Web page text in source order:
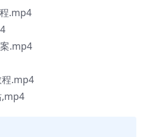
.mp4
.mp4
程.mp4
,mp4